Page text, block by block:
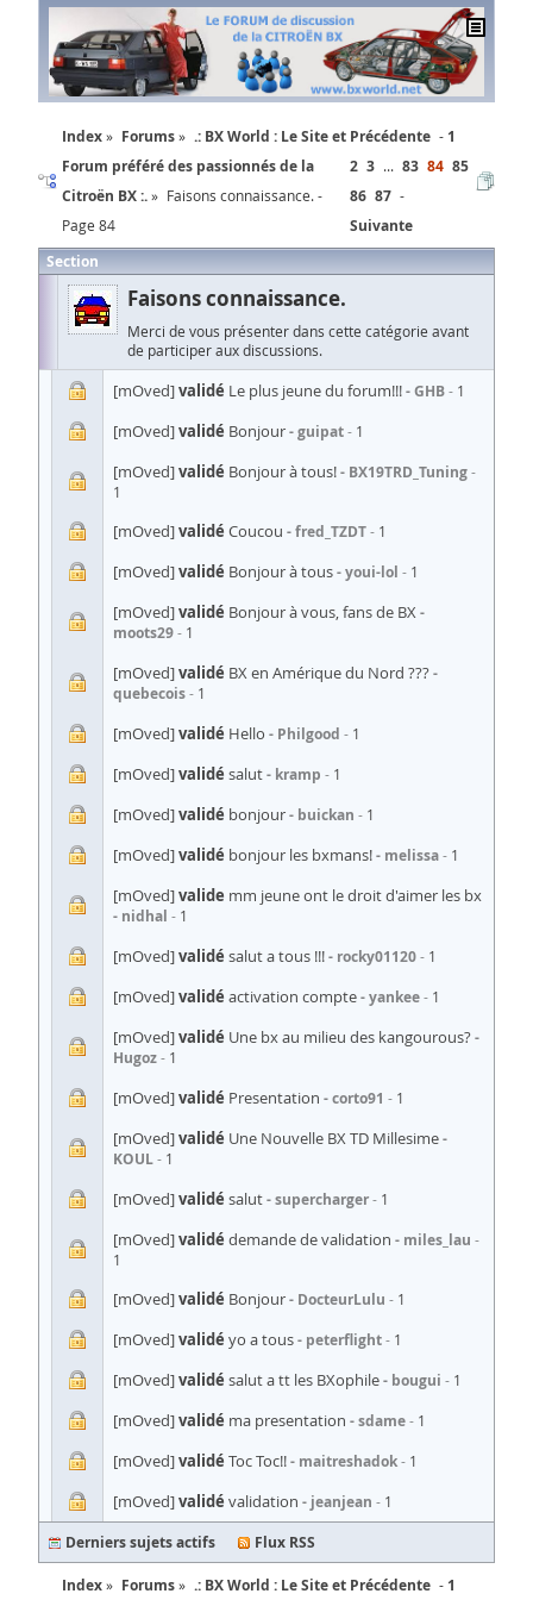
Index Forums
.: BX World : Le Site et
Forum préféré des passionnés de la
Citroën BX :.
Faisons connaissance. -
Page 84
Précédente
1
2 3 ... 83 84 85
86 87
Suivante
Section
Faisons connaissance.
Merci de vous présenter dans cette catégorie avant
de participer aux discussions.
[mOved]validé Le plus jeune du forum!!! GHB 1
[mOved]validé Bonjour guipat 1
[mOved]validé Bonjour à tous! BX19TRD_Tuning
1
[mOved]validé Coucou fred_TZDT 1
[mOved]validé Bonjour à tous youi-lol 1
[mOved]validé Bonjour à vous, fans de BX
moots29 1
[mOved]validé BX en Amérique du Nord ???
quebecois 1
[mOved]validé Hello Philgood 1
[mOved]validé salut kramp 1
[mOved]validé bonjour buickan 1
[mOved]validé bonjour les bxmans! melissa 1
[mOved]valide mm jeune ont le droit d'aimer les bx
nidhal 1
[mOved]validé salut a tous !!! rocky01120 1
[mOved]validé activation compte yankee 1
[mOved]validé Une bx au milieu des kangourous?
Hugoz 1
[mOved]validé Presentation corto91 1
[mOved]validé Une Nouvelle BX TD Millesime
KOUL 1
[mOved]validé salut supercharger 1
[mOved]validé demande de validation miles_lau
1
[mOved]validé Bonjour DocteurLulu 1
[mOved]validé yo a tous peterflight 1
[mOved]validé salut a tt les BXophile bougui 1
[mOved]validé ma presentation sdame 1
[mOved]validé Toc Toc!! maitreshadok 1
[mOved]validé validation jeanjean 1
Derniers sujets actifs Flux RSS
Index Forums .: BX World : Le Site et Précédente 1